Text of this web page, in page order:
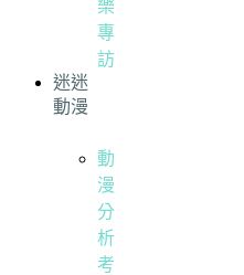
樂
專
訪
迷迷
動漫
動
漫
分
析
考